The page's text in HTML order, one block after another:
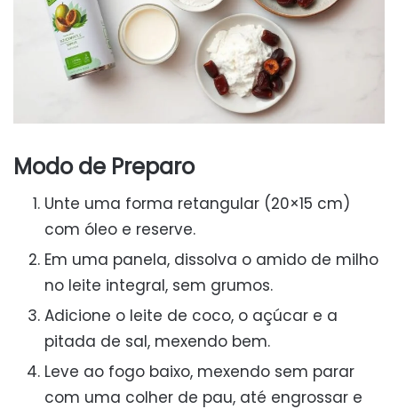
Modo de Preparo
Unte uma forma retangular (20×15 cm)
com óleo e reserve.
Em uma panela, dissolva o amido de milho
no leite integral, sem grumos.
Adicione o leite de coco, o açúcar e a
pitada de sal, mexendo bem.
Leve ao fogo baixo, mexendo sem parar
com uma colher de pau, até engrossar e